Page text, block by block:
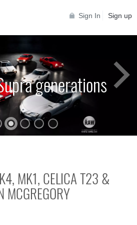
Sign In Sign up
generations
MK1, CELICA T23 &